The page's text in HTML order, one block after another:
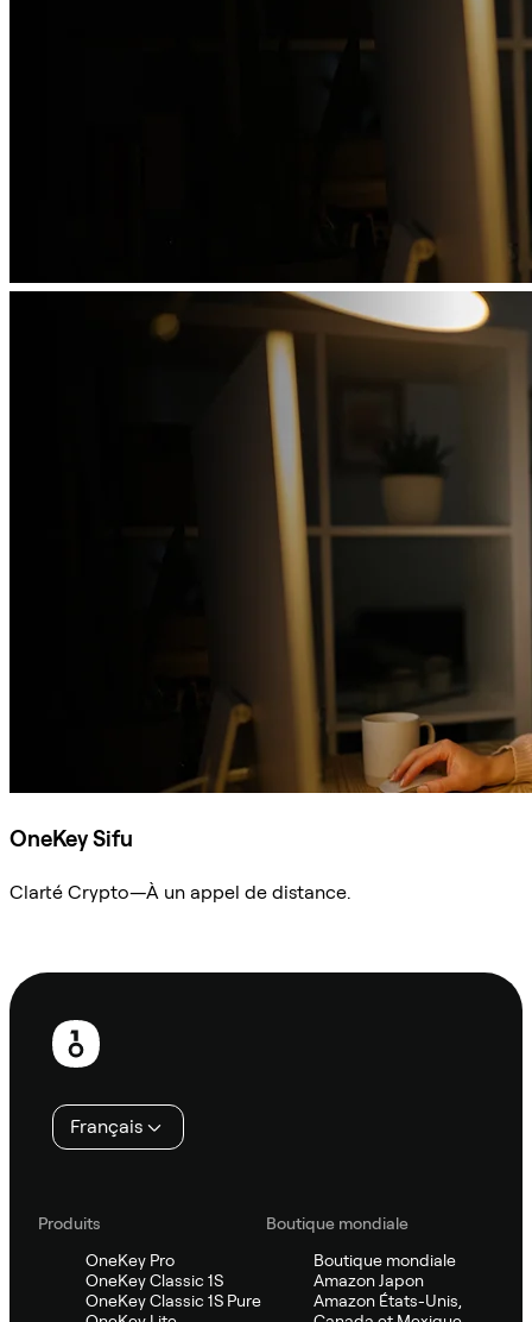
OneKey Sifu
Clarté Crypto—À un appel de distance.
Pied
page
Français
Produits
OneKey Pro
OneKey Classic 1S
OneKey Classic 1S Pure
Boutique mondiale
Boutique mondiale
Amazon Japon
Amazon États-Unis,